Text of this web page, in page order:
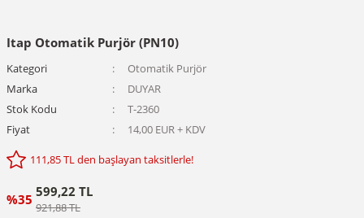
Itap Otomatik Purjör (PN10)
Kategori
Otomatik Purjör
Marka
DUYAR
Stok Kodu
T-2360
Fiyat
14,00 EUR + KDV
111,85 TL den başlayan taksitlerle!
%35 599,22 TL
921,88 TL